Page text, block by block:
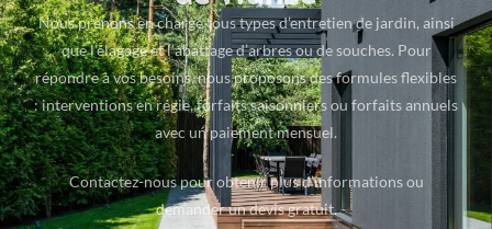
Nous prenons en charge tous types d’entretien de jardin, ainsi
que l’élagage et l’abattage d’arbres ou de souches. Pour
répondre à vos besoins, nous proposons des formules flexibles
: interventions en régie, forfaits saisonniers ou forfaits annuels
avec un paiement mensuel.
Contactez-nous pour obtenir plus d’informations ou
demander un devis gratuit.